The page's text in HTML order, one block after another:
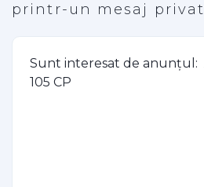
printr-un mesaj privat